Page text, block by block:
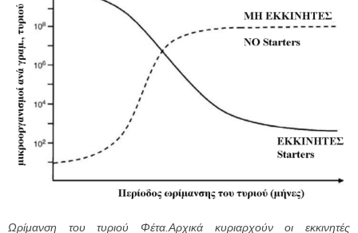
Ωρίμανση του τυριού Φέτα.Αρχικά κυριαρχούν οι εκκινητές